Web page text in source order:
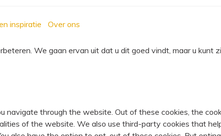
inspiratie Over ons
We gaan ervan uit dat u dit goed vindt, maar u kunt
navigate through the website. Out of these cookies, the
of the website. We also use third-party cookies that